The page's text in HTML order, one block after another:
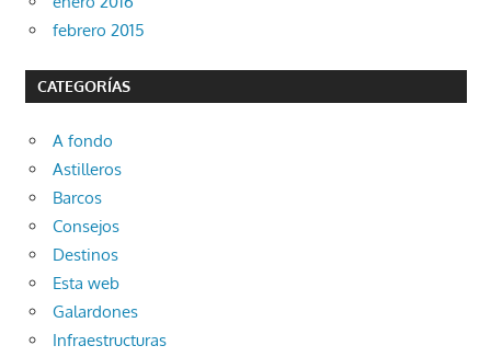
febrero 2015
CATEGORÍAS
A fondo
Astilleros
Barcos
Consejos
Destinos
Esta web
Galardones
Infraestructuras